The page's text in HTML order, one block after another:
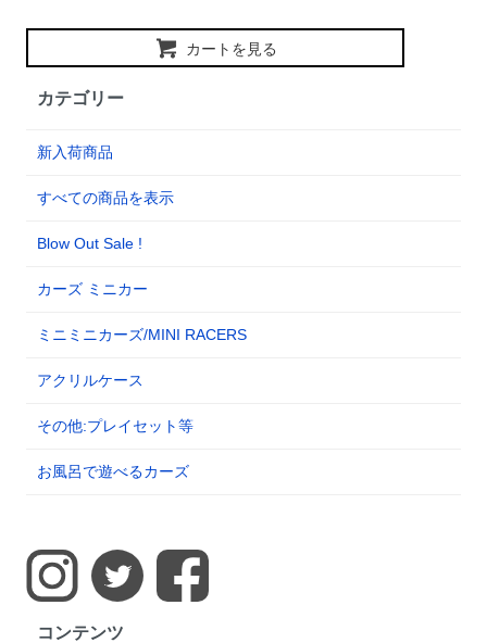
カートを見る
カテゴリー
新入荷商品
すべての商品を表示
Blow Out Sale !
カーズ ミニカー
ミニミニカーズ/MINI RACERS
アクリルケース
その他:プレイセット等
お風呂で遊べるカーズ
コンテンツ